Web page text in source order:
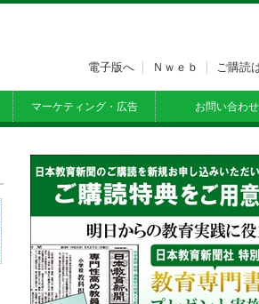
マーケティング・広告 お問い合わせ
電子版へ Ｎｗｅｂ ご購読